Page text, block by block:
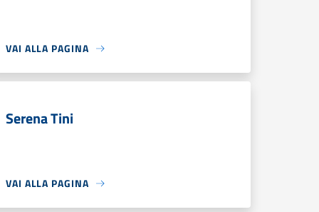
VAI ALLA PAGINA
Serena Tini
VAI ALLA PAGINA